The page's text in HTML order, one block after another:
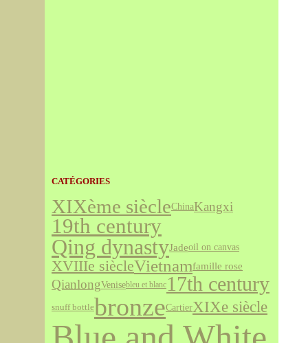
CATÉGORIES
XIXème siècleChinaKangxi
19th century
Qing dynastyJadeoil on canvas
XVIIIe siècleVietnamfamille rose
QianlongVenisebleu et blanc17th century
snuff bottlebronzeCartierXIXe siècle